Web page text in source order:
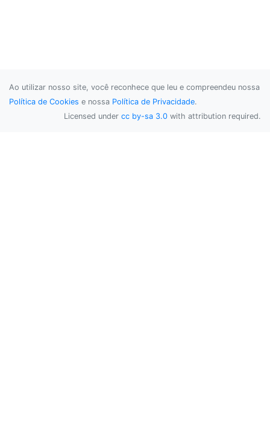
Ao utilizar nosso site, você reconhece que leu e compreendeu nossa
Política de Cookies e nossa Política de Privacidade.
Licensed under cc by-sa 3.0 with attribution required.